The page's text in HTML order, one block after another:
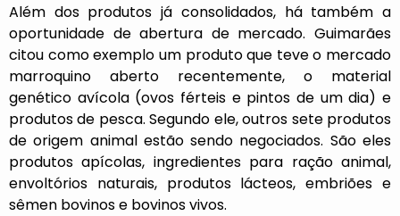
Além dos produtos já consolidados, há também a
oportunidade de abertura de mercado. Guimarães
citou como exemplo um produto que teve o mercado
marroquino aberto recentemente, o material
genético avícola (ovos férteis e pintos de um dia) e
produtos de pesca. Segundo ele, outros sete produtos
de origem animal estão sendo negociados. São eles
produtos apícolas, ingredientes para ração animal,
envoltórios naturais, produtos lácteos, embriões e
sêmen bovinos e bovinos vivos.